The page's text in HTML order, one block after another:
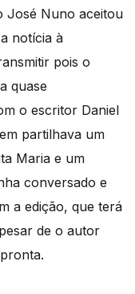
José Nuno aceitou
notícia à
pois o
quase
o escritor Daniel
partilhava um
Maria e um
conversado e
a edição, que terá
de o autor